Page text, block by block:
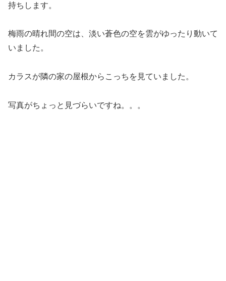
持ちします。
梅雨の晴れ間の空は、淡い蒼色の空を雲がゆったり動いて
いました。
カラスが隣の家の屋根からこっちを見ていました。
写真がちょっと見づらいですね。。。